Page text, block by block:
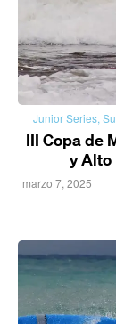
Junior Series,
III Copa de
y Alto
marzo 7, 2025